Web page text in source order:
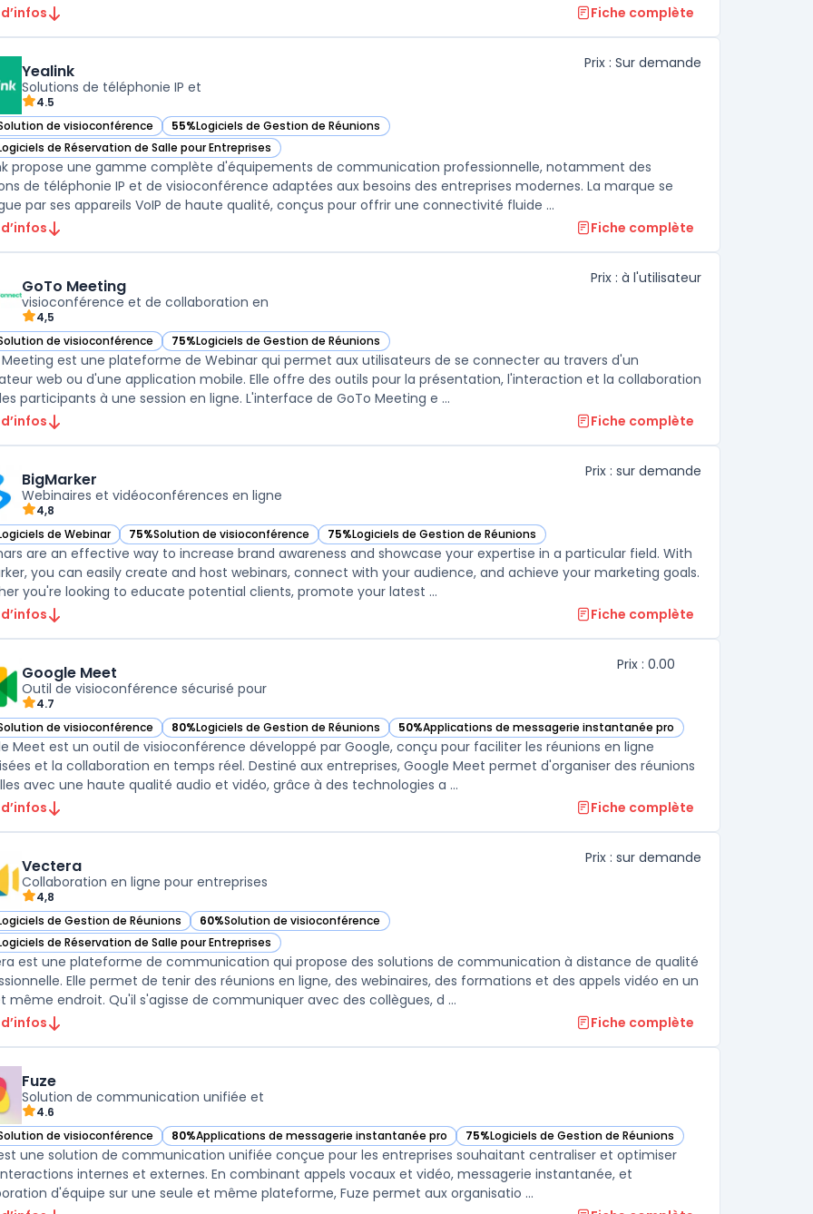
Fiche complète
Yealink
Solutions de téléphonie IP et
4.5
Prix : Sur demande
de visioconférence
Yealink dans cette catégorie 55%Logiciels de Gestion de Réunions
— voir Yealink dans cette catégorie
de Réservation de Salle pour Entreprises
Yealink dans cette catégorie
propose une gamme complète d'équipements de communication professionnelle, notamment des
de téléphonie IP et de visioconférence adaptées aux besoins des entreprises modernes. La marque se
distingue par ses appareils VoIP de haute qualité, conçus pour offrir une connectivité fluide ...
Fiche complète
GoTo Meeting
visioconférence et de collaboration en
4,5
Prix : à l'utilisateur
de visioconférence
GoTo Meeting dans cette catégorie
75%Logiciels de Gestion de Réunions
— voir GoTo Meeting dans cette catégorie
Meeting est une plateforme de Webinar qui permet aux utilisateurs de se connecter au travers d'un
web ou d'une application mobile. Elle offre des outils pour la présentation, l'interaction et la collaboration
participants à une session en ligne. L'interface de GoTo Meeting e ...
Fiche complète
BigMarker
Webinaires et vidéoconférences en ligne
4,8
Prix : sur demande
de Webinar
BigMarker dans cette catégorie
75%Solution de visioconférence
— voir BigMarker dans cette catégorie75%Logiciels de Gestion de Réunions
— voir BigMarker dans cette catégorie
are an effective way to increase brand awareness and showcase your expertise in a particular field. With
you can easily create and host webinars, connect with your audience, and achieve your marketing goals.
you're looking to educate potential clients, promote your latest ...
Fiche complète
Google Meet
Outil de visioconférence sécurisé pour
4.7
Prix : 0.00
de visioconférence
Google Meet dans cette catégorie
80%Logiciels de Gestion de Réunions
— voir Google Meet dans cette catégorie50%Applications de messagerie instantanée pro
— voir Google Meet dans cette catégorie
Meet est un outil de visioconférence développé par Google, conçu pour faciliter les réunions en ligne
et la collaboration en temps réel. Destiné aux entreprises, Google Meet permet d'organiser des réunions
avec une haute qualité audio et vidéo, grâce à des technologies a ...
Fiche complète
Vectera
Collaboration en ligne pour entreprises
4,8
Prix : sur demande
de Gestion de Réunions
Vectera dans cette catégorie 60%Solution de visioconférence
— voir Vectera dans cette catégorie
de Réservation de Salle pour Entreprises
Vectera dans cette catégorie
est une plateforme de communication qui propose des solutions de communication à distance de qualité
Elle permet de tenir des réunions en ligne, des webinaires, des formations et des appels vidéo en un
même endroit. Qu'il s'agisse de communiquer avec des collègues, d ...
Fiche complète
Fuze
Solution de communication unifiée et
4.6
de visioconférence
Fuze dans cette catégorie 80%Applications de messagerie instantanée pro
— voir Fuze dans cette catégorie 75%Logiciels de Gestion de Réunions
— voir Fuze dans cette catégorie
une solution de communication unifiée conçue pour les entreprises souhaitant centraliser et optimiser
internes et externes. En combinant appels vocaux et vidéo, messagerie instantanée, et
d'équipe sur une seule et même plateforme, Fuze permet aux organisatio ...